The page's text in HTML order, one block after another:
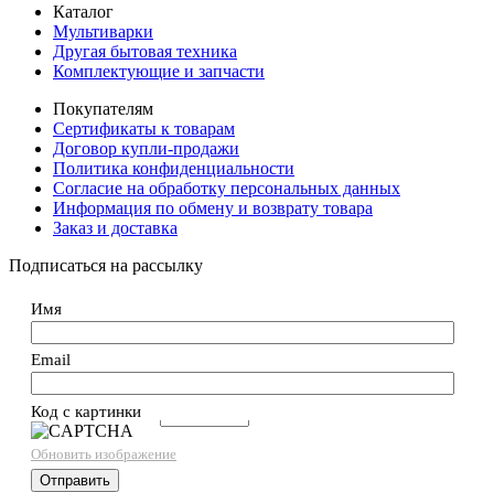
Каталог
Мультиварки
Другая бытовая техника
Комплектующие и запчасти
Покупателям
Сертификаты к товарам
Договор купли-продажи
Политика конфиденциальности
Согласие на обработку персональных данных
Информация по обмену и возврату товара
Заказ и доставка
Подписаться на рассылку
Имя
Email
Код с картинки→
Обновить изображение